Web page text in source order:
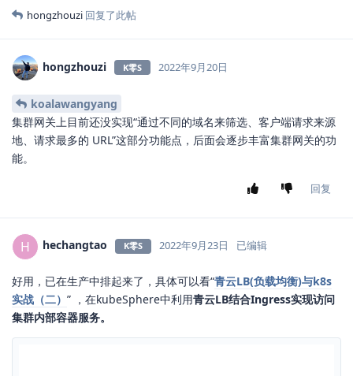
hongzhouzi 回复了此帖
hongzhouzi K零S 2022年9月20日
koalawangyang
集群网关上目前还没实现“通过不同的域名来筛选、客户端请求来源
地、请求最多的 URL”这部分功能点，后面会逐步丰富集群网关的功
能。
回复
H hechangtao K零S 2022年9月23日 已编辑
好用，已在生产中排起来了，具体可以看“青云LB(负载均衡)与k8s
实战（二） ” ，在kubeSphere中利用青云LB结合Ingress实现访问
集群内部容器服务。